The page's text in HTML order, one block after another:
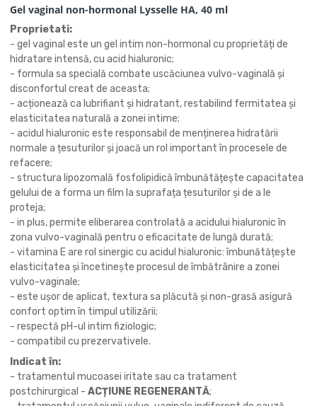
Gel vaginal non-hormonal Lysselle HA, 40 ml
Proprietati:
- gel vaginal este un gel intim non-hormonal cu proprietăți de
hidratare intensă, cu acid hialuronic;
- formula sa specială combate uscăciunea vulvo-vaginală și
disconfortul creat de aceasta;
- acționează ca lubrifiant și hidratant, restabilind fermitatea și
elasticitatea naturală a zonei intime;
- acidul hialuronic este responsabil de menținerea hidratării
normale a țesuturilor și joacă un rol important în procesele de
refacere;
- structura lipozomală fosfolipidică îmbunătățește capacitatea
gelului de a forma un film la suprafața țesuturilor și de a le
proteja;
- in plus, permite eliberarea controlată a acidului hialuronic în
zona vulvo-vaginală pentru o eficacitate de lungă durată;
- vitamina E are rol sinergic cu acidul hialuronic: îmbunătățește
elasticitatea și încetinește procesul de îmbătrânire a zonei
vulvo-vaginale;
- este ușor de aplicat, textura sa plăcută și non-grasă asigură
confort optim în timpul utilizării;
- respectă pH-ul intim fiziologic;
- compatibil cu prezervativele.
Indicat în:
- tratamentul mucoasei iritate sau ca tratament
postchirurgical - ACȚIUNE REGENERANTĂ;